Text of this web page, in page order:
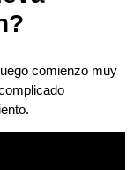
comienzo muy